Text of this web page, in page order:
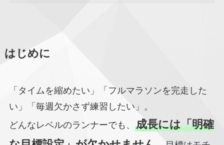
はじめに
「タイムを縮めたい」「フルマラソンを完走した
い」「毎週欠かさず練習したい」。
どんなレベルのランナーでも、 成長には「明確